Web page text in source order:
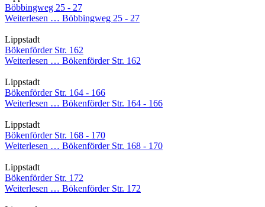
Böbbingweg 25 - 27
Weiterlesen … Böbbingweg 25 - 27
Lippstadt
Bökenförder Str. 162
Weiterlesen … Bökenförder Str. 162
Lippstadt
Bökenförder Str. 164 - 166
Weiterlesen … Bökenförder Str. 164 - 166
Lippstadt
Bökenförder Str. 168 - 170
Weiterlesen … Bökenförder Str. 168 - 170
Lippstadt
Bökenförder Str. 172
Weiterlesen … Bökenförder Str. 172